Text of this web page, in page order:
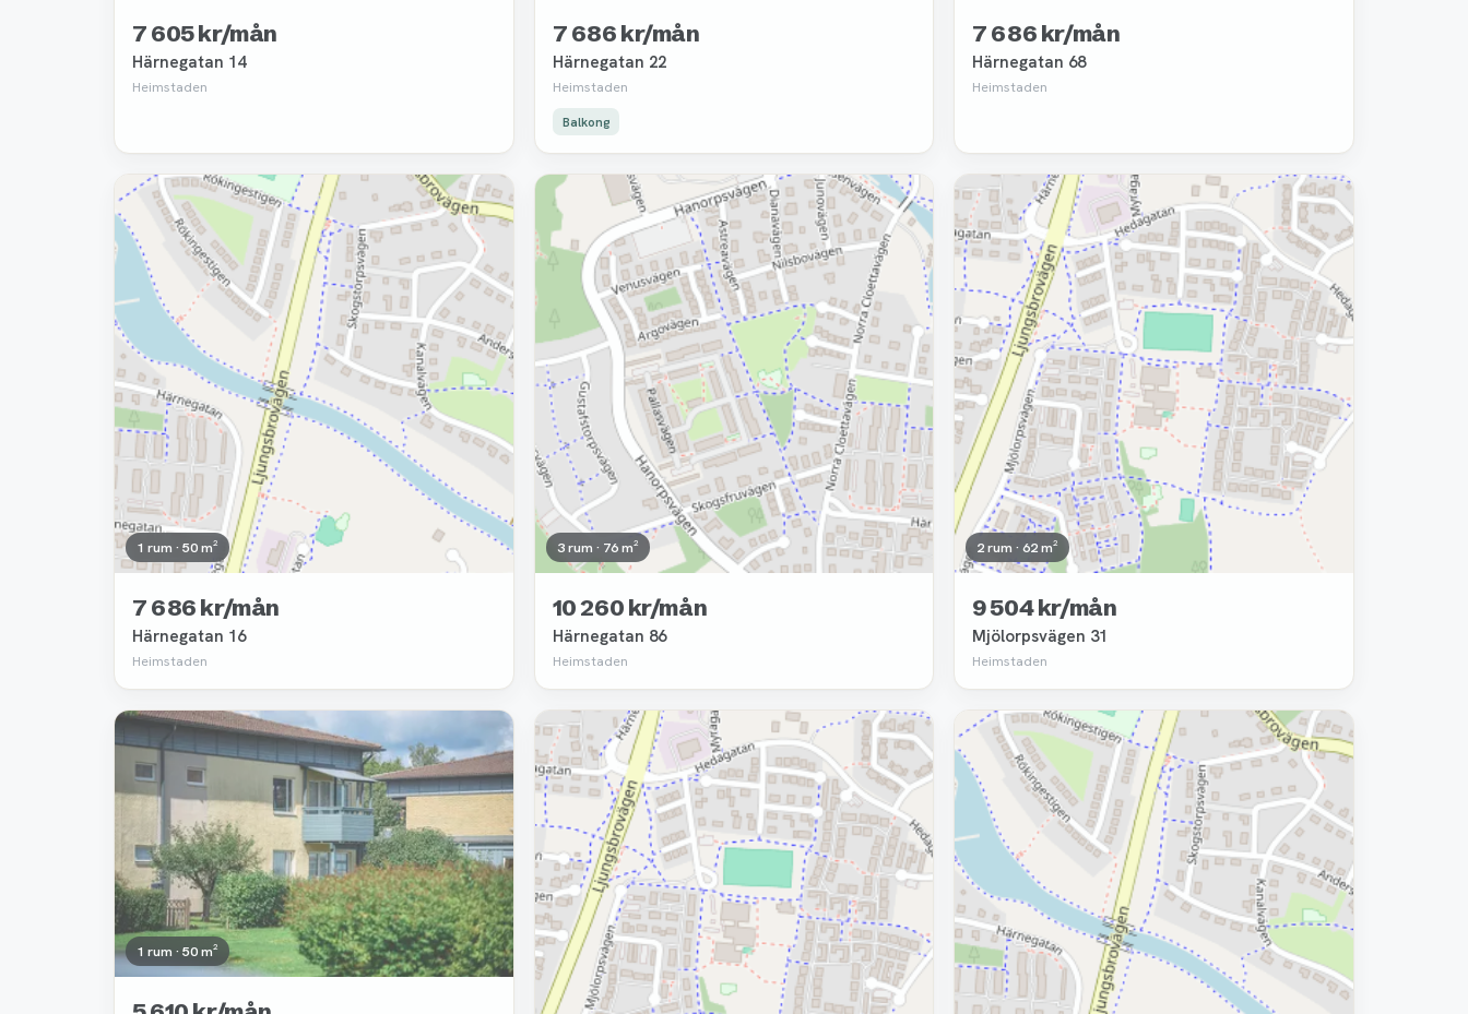
7 605 kr/mån
Härnegatan 14
Heimstaden
7 686 kr/mån
Härnegatan 22
Heimstaden
Balkong
7 686 kr/mån
Härnegatan 68
Heimstaden
Borttagen
1 rum · 50 m²
7 686 kr/mån
Härnegatan 16
Heimstaden
Borttagen
3 rum · 76 m²
10 260 kr/mån
Härnegatan 86
Heimstaden
Borttagen
2 rum · 62 m²
9 504 kr/mån
Mjölorpsvägen 31
Heimstaden
Borttagen
1 rum · 50 m²
Borttagen Borttagen